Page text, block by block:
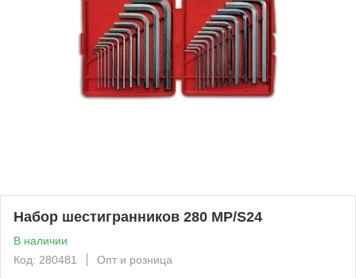
Набор шестигранников 280 МР/S24
В наличии
Код: 280481
Опт и розница